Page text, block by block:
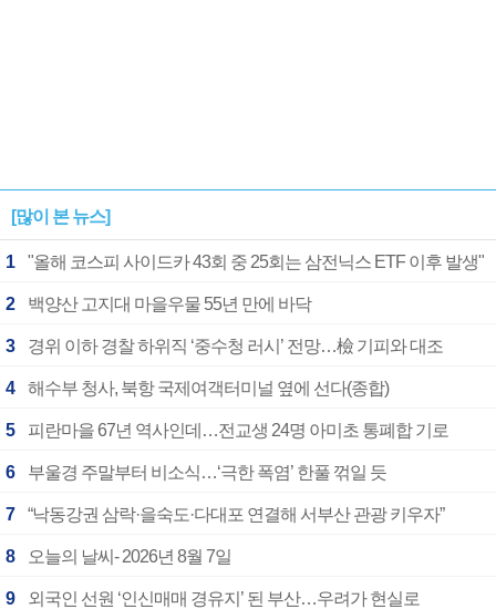
[많이 본 뉴스]
1 "올해 코스피 사이드카 43회 중 25회는 삼전닉스 ETF 이후 발생"
2 백양산 고지대 마을우물 55년 만에 바닥
3 경위 이하 경찰 하위직 ‘중수청 러시’ 전망…檢 기피와 대조
4 해수부 청사, 북항 국제여객터미널 옆에 선다(종합)
5 피란마을 67년 역사인데…전교생 24명 아미초 통폐합 기로
6 부울경 주말부터 비소식…‘극한 폭염’ 한풀 꺾일 듯
7 “낙동강권 삼락·을숙도·다대포 연결해 서부산 관광 키우자”
8 오늘의 날씨- 2026년 8월 7일
9 외국인 선원 ‘인신매매 경유지’ 된 부산…우려가 현실로